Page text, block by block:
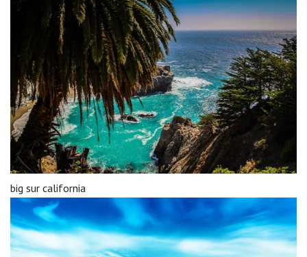
big sur california